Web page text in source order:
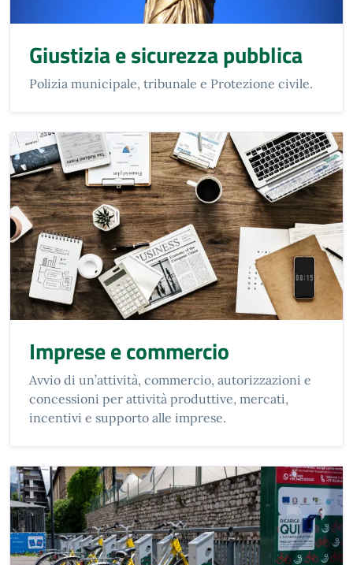
Giustizia e sicurezza pubblica
Polizia municipale, tribunale e Protezione civile.
Imprese e commercio
Avvio di un’attività, commercio, autorizzazioni e
concessioni per attività produttive, mercati,
incentivi e supporto alle imprese.